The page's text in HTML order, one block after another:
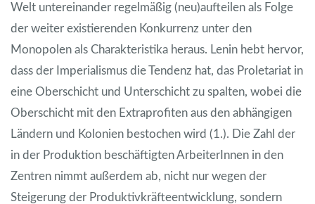
Welt untereinander regelmäßig (neu)aufteilen als Folge
der weiter existierenden Konkurrenz unter den
Monopolen als Charakteristika heraus. Lenin hebt hervor,
dass der Imperialismus die Tendenz hat, das Proletariat in
eine Oberschicht und Unterschicht zu spalten, wobei die
Oberschicht mit den Extraprofiten aus den abhängigen
Ländern und Kolonien bestochen wird (1.). Die Zahl der
in der Produktion beschäftigten ArbeiterInnen in den
Zentren nimmt außerdem ab, nicht nur wegen der
Steigerung der Produktivkräfteentwicklung, sondern